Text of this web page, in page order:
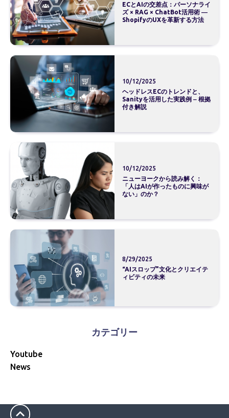
ECとAIの交差点：パーソナライ
ズ × RAG × ChatBot活用術 ―
ShopifyのUXを革新する方法
10/12/2025
ヘッドレスECのトレンドと、
Sanityを活用した実践例 ‒ 根拠
付き解説
10/12/2025
ニューヨークから読み解く：
「人はAIが作ったものに興味が
ない」のか？
8/29/2025
“AIスロップ”文化とクリエイテ
ィビティの未来
カテゴリー
Youtube
News